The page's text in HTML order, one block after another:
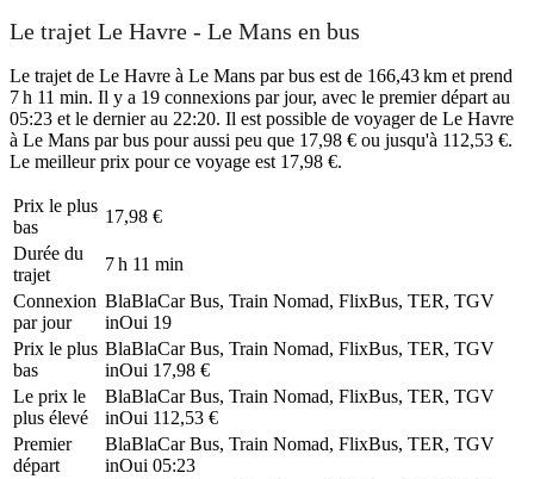
Le trajet Le Havre - Le Mans en bus
Le trajet de Le Havre à Le Mans par bus est de 166,43 km et prend
7 h 11 min. Il y a 19 connexions par jour, avec le premier départ au
05:23 et le dernier au 22:20. Il est possible de voyager de Le Havre
à Le Mans par bus pour aussi peu que 17,98 € ou jusqu'à 112,53 €.
Le meilleur prix pour ce voyage est 17,98 €.
Prix ​​le plus
bas
17,98 €
Durée du
trajet
7 h 11 min
Connexion
par jour
BlaBlaCar Bus, Train Nomad, FlixBus, TER, TGV
inOui 19
Prix ​​le plus
bas
BlaBlaCar Bus, Train Nomad, FlixBus, TER, TGV
inOui 17,98 €
Le prix le
plus élevé
BlaBlaCar Bus, Train Nomad, FlixBus, TER, TGV
inOui 112,53 €
Premier
départ
BlaBlaCar Bus, Train Nomad, FlixBus, TER, TGV
inOui 05:23